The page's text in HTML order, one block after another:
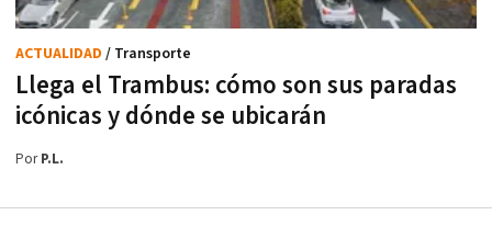
Llega el Trambus: cómo son sus paradas
icónicas y dónde se ubicarán
ACTUALIDAD / Transporte
PorP.L.